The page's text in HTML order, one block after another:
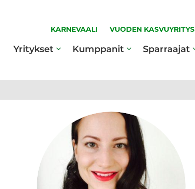
KARNEVAALI VUODEN KASVUYRITYS
Yritykset Kumppanit Sparraajat